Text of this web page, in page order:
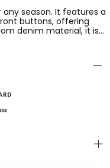
season. It features a
buttons, offering
denim material, it is
girls from 12 months
dresses, skirts or
touch to any outfit. Its
for children?s